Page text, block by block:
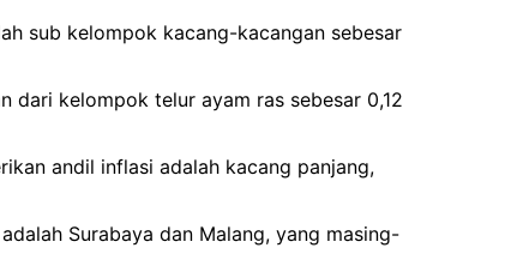
sub kelompok kacang-kacangan sebesar
dari kelompok telur ayam ras sebesar 0,12
andil inflasi adalah kacang panjang,
Surabaya dan Malang, yang masing-